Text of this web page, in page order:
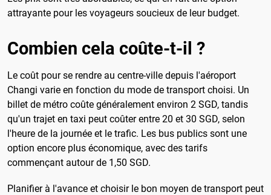
attrayante pour les voyageurs soucieux de leur budget.
Combien cela coûte-t-il ?
Le coût pour se rendre au centre-ville depuis l'aéroport
Changi varie en fonction du mode de transport choisi. Un
billet de métro coûte généralement environ 2 SGD, tandis
qu'un trajet en taxi peut coûter entre 20 et 30 SGD, selon
l'heure de la journée et le trafic. Les bus publics sont une
option encore plus économique, avec des tarifs
commençant autour de 1,50 SGD.
Planifier à l'avance et choisir le bon moyen de transport peut